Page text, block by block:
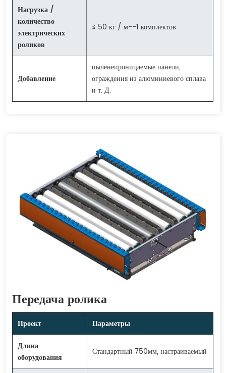
Нагрузка /
количество
электрических
роликов
≤ 50 кг / м--1 комплектов
Добавление
пыленепроницаемые панели,
ограждения из алюминиевого сплава
и т. Д.
Передача ролика
Проект
Параметры
Длина
оборудования
Стандартный 750мм, настраиваемый